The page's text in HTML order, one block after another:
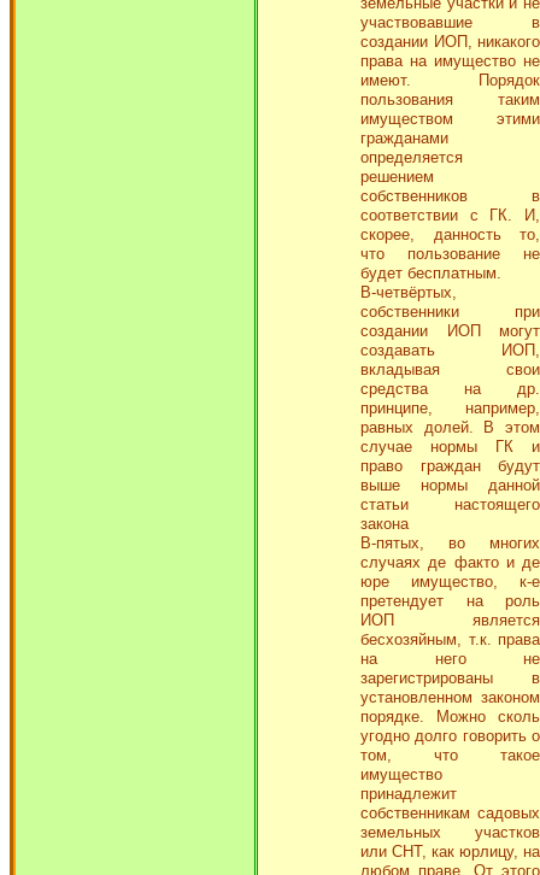
участвовавшие в
создании ИОП, никакого
права на имущество не
имеют. Порядок
пользования таким
имуществом этими
гражданами
определяется
решением
собственников в
соответствии с ГК. И,
скорее, данность то,
что пользование не
будет бесплатным.
В-четвёртых,
собственники при
создании ИОП могут
создавать ИОП,
вкладывая свои
средства на др.
принципе, например,
равных долей. В этом
случае нормы ГК и
право граждан будут
выше нормы данной
статьи настоящего
закона
В-пятых, во многих
случаях де факто и де
юре имущество, к-е
претендует на роль
ИОП является
бесхозяйным, т.к. права
на него не
зарегистрированы в
установленном законом
порядке. Можно сколь
угодно долго говорить о
том, что такое
имущество
принадлежит
собственникам садовых
земельных участков
или СНТ, как юрлицу, на
любом праве. От этого